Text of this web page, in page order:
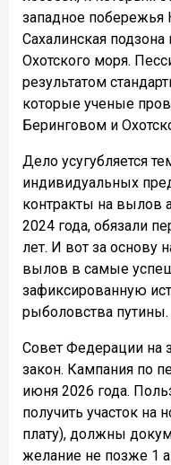
западное побережья
Сахалинская
Охотского моря.
результатом
которые ученые
Беринговом и
Дело усугубляется
индивидуальных
контракты на вылов
2024 года, обязали
лет. И вот за основу
вылов в самые
зафиксированную
рыболовства путины.
Совет Федерации на
закон. Кампания по
июня 2026 года.
получить участок на
плату), должны
желание не позже 1